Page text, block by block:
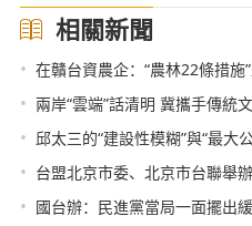
相關新聞
• 在贛台資農企：“農林22條措施
• 兩岸“雲端”話清明 冀攜手傳統
• 邱太三的“建設性模糊”與“最大
• 台盟北京市委、北京市台聯舉
• 國台辦：民進黨當局一面擺出緩